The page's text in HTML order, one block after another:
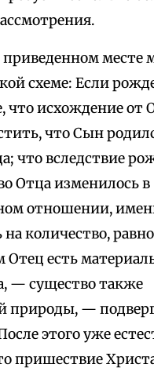
месте
схеме: Если
что исхождение от
что Сын
что вследствие
Отца изменилось в
отношении,
количество,
есть
— существо также
природы, —
этого уже
пришествие